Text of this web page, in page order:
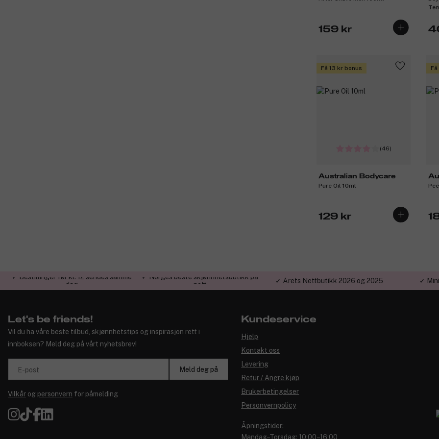
159 kr
Få 13 kr bonus
(46)
Australian Bodycare
Pure Oil 10ml
129 kr
✓ Bestillinger før kl. 12 sendes samme
dag
✓ Norges beste skjønnhetsbutikk på
nett
✓ Årets Nettbutikk 2026 og 2025 ✓
Let's be friends!
Vil du ha våre beste tilbud, skjønnhetstips og inspirasjon rett i
innboksen? Meld deg på vårt nyhetsbrev!
E-post Meld deg på
Vilkår og personvern for påmelding
Kundeservice
Hjelp
Kontakt oss
Levering
Retur / Angre kjøp
Brukerbetingelser
Personvernpolicy
Åpningstider:
Mandag–Torsdag: 10:00–16:00